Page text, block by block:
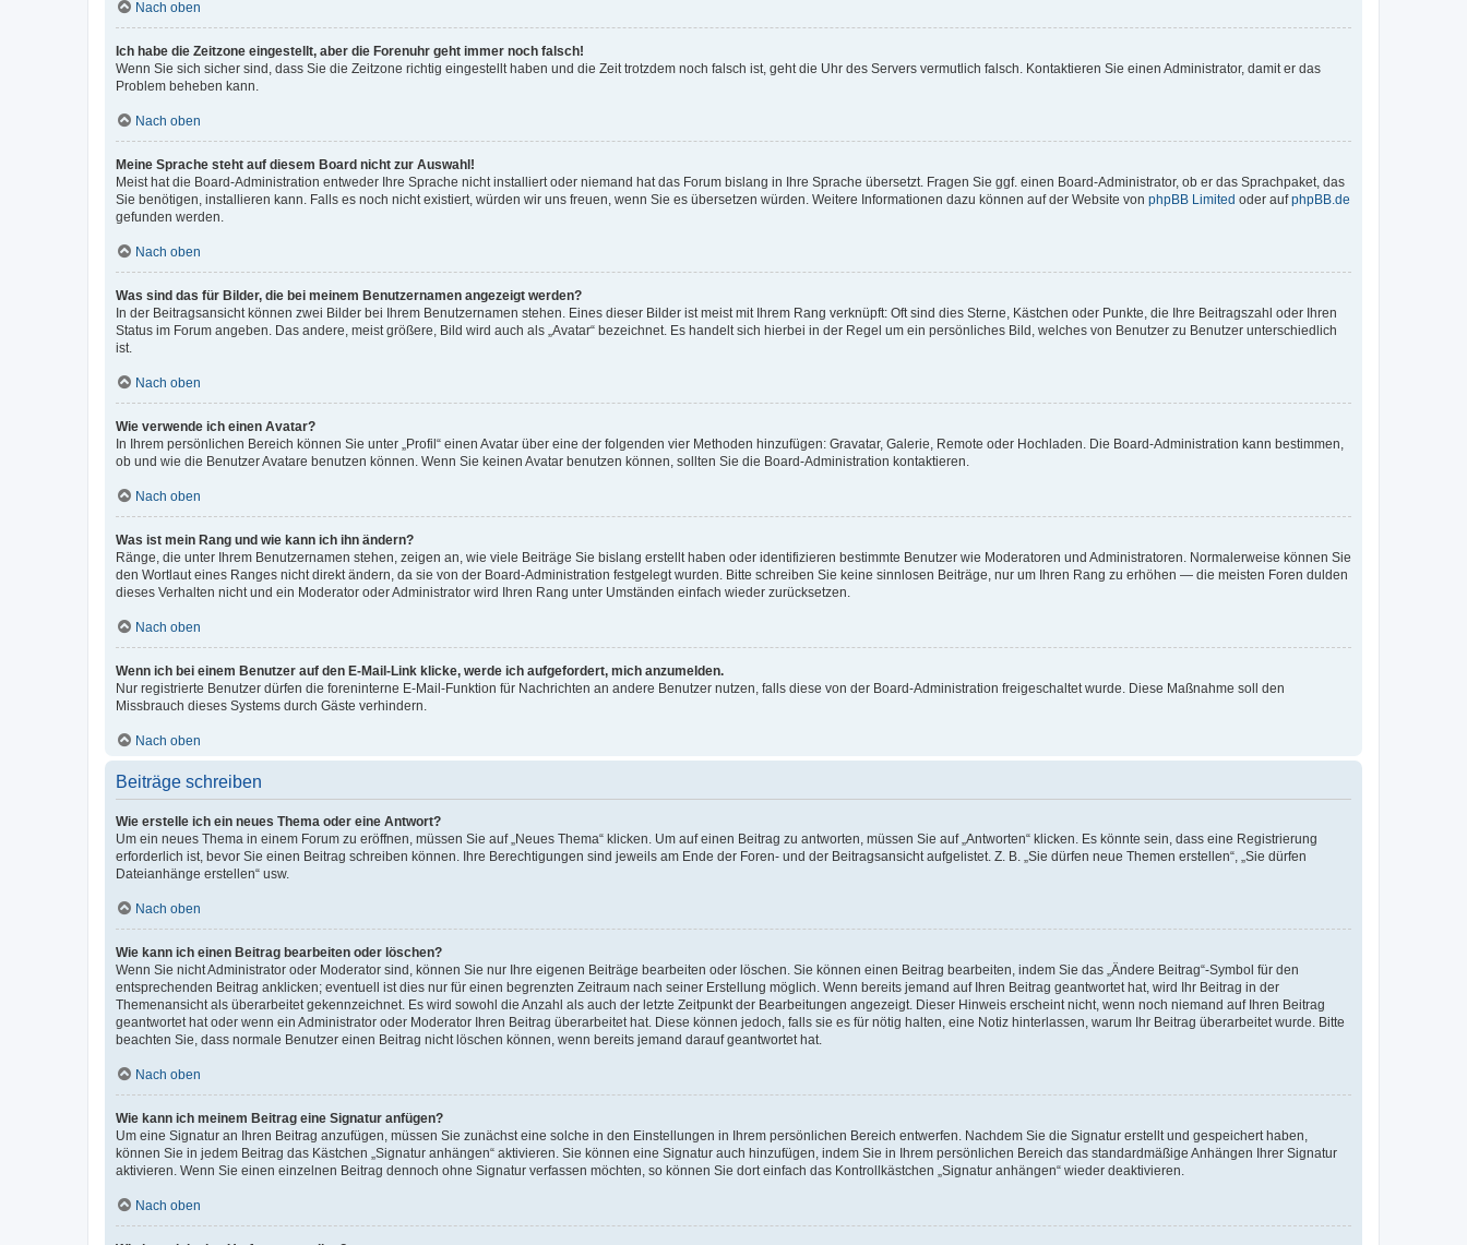
Nach oben
Ich habe die Zeitzone eingestellt, aber die Forenuhr geht immer noch falsch!
Wenn Sie sich sicher sind, dass Sie die Zeitzone richtig eingestellt haben und die Zeit trotzdem noch falsch ist, geht die Uhr des Servers vermutlich falsch. Kontaktieren Sie einen Administrator, damit er das
Problem beheben kann.
Nach oben
Meine Sprache steht auf diesem Board nicht zur Auswahl!
Meist hat die Board-Administration entweder Ihre Sprache nicht installiert oder niemand hat das Forum bislang in Ihre Sprache übersetzt. Fragen Sie ggf. einen Board-Administrator, ob er das Sprachpaket, das
Sie benötigen, installieren kann. Falls es noch nicht existiert, würden wir uns freuen, wenn Sie es übersetzen würden. Weitere Informationen dazu können auf der Website von phpBB Limited oder aufphpBB.de
gefunden werden.
Nach oben
Was sind das für Bilder, die bei meinem Benutzernamen angezeigt werden?
In der Beitragsansicht können zwei Bilder bei Ihrem Benutzernamen stehen. Eines dieser Bilder ist meist mit Ihrem Rang verknüpft: Oft sind dies Sterne, Kästchen oder Punkte, die Ihre Beitragszahl oder Ihren
Status im Forum angeben. Das andere, meist größere, Bild wird auch als „Avatar“ bezeichnet. Es handelt sich hierbei in der Regel um ein persönliches Bild, welches von Benutzer zu Benutzer unterschiedlich
ist.
Nach oben
Wie verwende ich einen Avatar?
In Ihrem persönlichen Bereich können Sie unter „Profil“ einen Avatar über eine der folgenden vier Methoden hinzufügen: Gravatar, Galerie, Remote oder Hochladen. Die Board-Administration kann bestimmen,
ob und wie die Benutzer Avatare benutzen können. Wenn Sie keinen Avatar benutzen können, sollten Sie die Board-Administration kontaktieren.
Nach oben
Was ist mein Rang und wie kann ich ihn ändern?
Ränge, die unter Ihrem Benutzernamen stehen, zeigen an, wie viele Beiträge Sie bislang erstellt haben oder identifizieren bestimmte Benutzer wie Moderatoren und Administratoren. Normalerweise können Sie
den Wortlaut eines Ranges nicht direkt ändern, da sie von der Board-Administration festgelegt wurden. Bitte schreiben Sie keine sinnlosen Beiträge, nur um Ihren Rang zu erhöhen — die meisten Foren dulden
dieses Verhalten nicht und ein Moderator oder Administrator wird Ihren Rang unter Umständen einfach wieder zurücksetzen.
Nach oben
Wenn ich bei einem Benutzer auf den E-Mail-Link klicke, werde ich aufgefordert, mich anzumelden.
Nur registrierte Benutzer dürfen die foreninterne E-Mail-Funktion für Nachrichten an andere Benutzer nutzen, falls diese von der Board-Administration freigeschaltet wurde. Diese Maßnahme soll den
Missbrauch dieses Systems durch Gäste verhindern.
Nach oben
Beiträge schreiben
Wie erstelle ich ein neues Thema oder eine Antwort?
Um ein neues Thema in einem Forum zu eröffnen, müssen Sie auf „Neues Thema“ klicken. Um auf einen Beitrag zu antworten, müssen Sie auf „Antworten“ klicken. Es könnte sein, dass eine Registrierung
erforderlich ist, bevor Sie einen Beitrag schreiben können. Ihre Berechtigungen sind jeweils am Ende der Foren- und der Beitragsansicht aufgelistet. Z. B. „Sie dürfen neue Themen erstellen“, „Sie dürfen
Dateianhänge erstellen“ usw.
Nach oben
Wie kann ich einen Beitrag bearbeiten oder löschen?
Wenn Sie nicht Administrator oder Moderator sind, können Sie nur Ihre eigenen Beiträge bearbeiten oder löschen. Sie können einen Beitrag bearbeiten, indem Sie das „Ändere Beitrag“-Symbol für den
entsprechenden Beitrag anklicken; eventuell ist dies nur für einen begrenzten Zeitraum nach seiner Erstellung möglich. Wenn bereits jemand auf Ihren Beitrag geantwortet hat, wird Ihr Beitrag in der
Themenansicht als überarbeitet gekennzeichnet. Es wird sowohl die Anzahl als auch der letzte Zeitpunkt der Bearbeitungen angezeigt. Dieser Hinweis erscheint nicht, wenn noch niemand auf Ihren Beitrag
geantwortet hat oder wenn ein Administrator oder Moderator Ihren Beitrag überarbeitet hat. Diese können jedoch, falls sie es für nötig halten, eine Notiz hinterlassen, warum Ihr Beitrag überarbeitet wurde. Bitte
beachten Sie, dass normale Benutzer einen Beitrag nicht löschen können, wenn bereits jemand darauf geantwortet hat.
Nach oben
Wie kann ich meinem Beitrag eine Signatur anfügen?
Um eine Signatur an Ihren Beitrag anzufügen, müssen Sie zunächst eine solche in den Einstellungen in Ihrem persönlichen Bereich entwerfen. Nachdem Sie die Signatur erstellt und gespeichert haben,
können Sie in jedem Beitrag das Kästchen „Signatur anhängen“ aktivieren. Sie können eine Signatur auch hinzufügen, indem Sie in Ihrem persönlichen Bereich das standardmäßige Anhängen Ihrer Signatur
aktivieren. Wenn Sie einen einzelnen Beitrag dennoch ohne Signatur verfassen möchten, so können Sie dort einfach das Kontrollkästchen „Signatur anhängen“ wieder deaktivieren.
Nach oben